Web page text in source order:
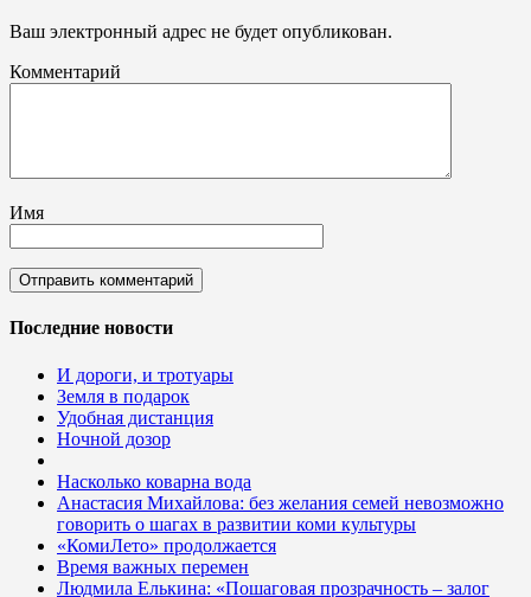
Ваш электронный адрес не будет опубликован.
Комментарий
Имя
Последние новости
И дороги, и тротуары
Земля в подарок
Удобная дистанция
Ночной дозор
Насколько коварна вода
Анастасия Михайлова: без желания семей невозможно
говорить о шагах в развитии коми культуры
«КомиЛето» продолжается
Время важных перемен
Людмила Елькина: «Пошаговая прозрачность – залог